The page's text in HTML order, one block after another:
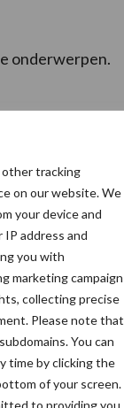
other tracking
on our website. We
your device and
IP address and
you with
marketing campaign
collecting precise
Please note that
You can
time by clicking the
of your screen.
to providing you
onderwerpen.